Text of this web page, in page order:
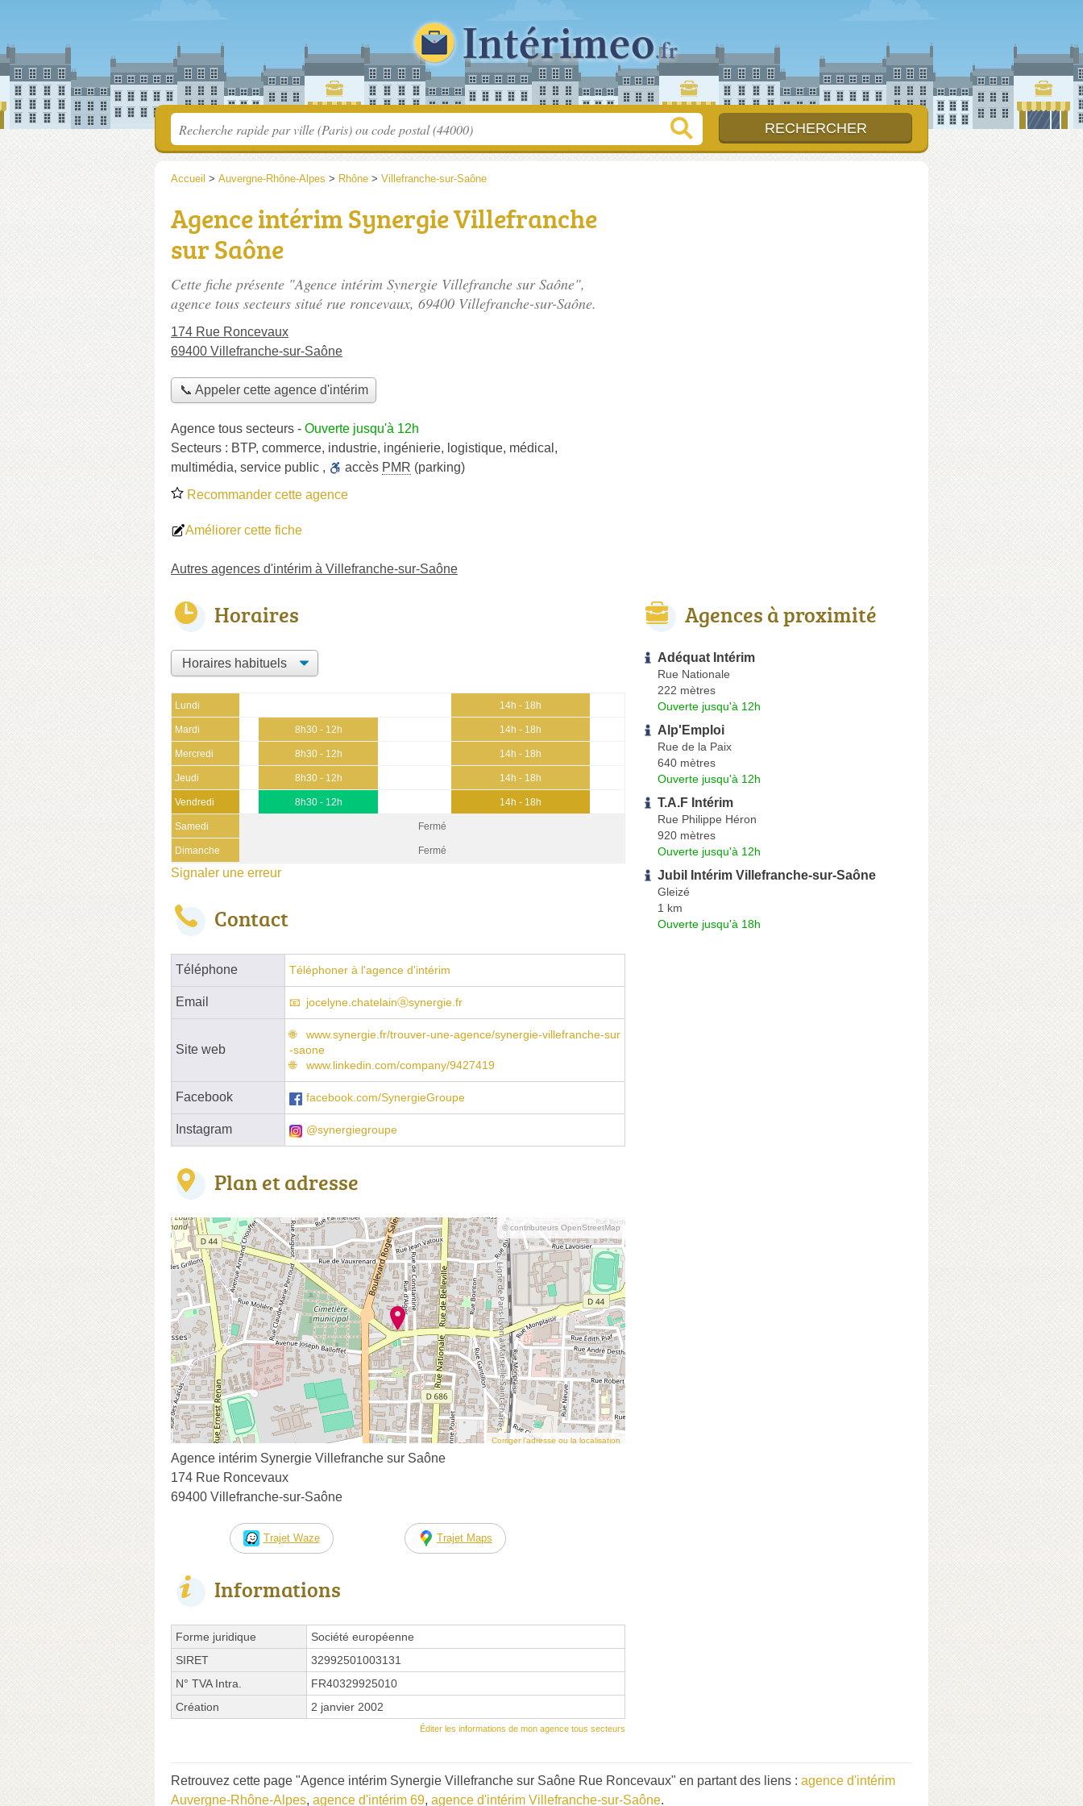
Accueil > Auvergne-Rhône-Alpes > Rhône > Villefranche-sur-Saône
Agence intérim Synergie Villefranche
sur Saône
Cette fiche présente "Agence intérim Synergie Villefranche sur Saône",
agence tous secteurs situé rue roncevaux, 69400 Villefranche-sur-Saône.
174 Rue Roncevaux
69400 Villefranche-sur-Saône
📞 Appeler cette agence d'intérim
Agence tous secteurs - Ouverte jusqu'à 12h
Secteurs : BTP, commerce, industrie, ingénierie, logistique, médical ,
multimédia, service public , accès PMR (parking)
Recommander cette agence
Améliorer cette fiche
Autres agences d'intérim à Villefranche-sur-Saône
Horaires
Lundi 14h - 18h
Mardi 8h30 - 12h 14h - 18h
Mercredi 8h30 - 12h 14h - 18h
Jeudi 8h30 - 12h 14h - 18h
Vendredi 8h30 - 12h 14h - 18h
Samedi Fermé
Dimanche Fermé
Signaler une erreur
Contact
Téléphone Téléphoner à l'agence d'intérim
Email jocelyne.chatelainⓐsynergie.fr
Site web
www.synergie.fr/trouver-une-agence/synergie-villefranche-sur
-saone
www.linkedin.com/company/9427419
Facebook facebook.com/SynergieGroupe
Instagram @synergiegroupe
Plan et adresse
© contributeurs OpenStreetMap
Corriger l’adresse ou la localisation
Agence intérim Synergie Villefranche sur Saône
174 Rue Roncevaux
69400 Villefranche-sur-Saône
Trajet Waze Trajet Maps
Informations
Forme juridique
Société européenne
SIRET
32992501003131
N° TVA Intra.
FR40329925010
Création
2 janvier 2002
Éditer les informations de mon agence tous secteurs
Agences à proximité
Adéquat Intérim
Rue Nationale
222 mètres
Ouverte jusqu'à 12h
Alp'Emploi
Rue de la Paix
640 mètres
Ouverte jusqu'à 12h
T.A.F Intérim
Rue Philippe Héron
920 mètres
Ouverte jusqu'à 12h
Jubil Intérim Villefranche-sur-Saône
Gleizé
1 km
Ouverte jusqu'à 18h
Retrouvez cette page "Agence intérim Synergie Villefranche sur Saône Rue Roncevaux" en partant des liens : agence d'intérim
Auvergne-Rhône-Alpes, agence d'intérim 69, agence d'intérim Villefranche-sur-Saône.